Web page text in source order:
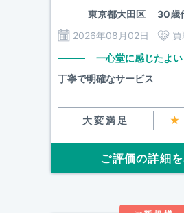
東京都大田区30歳
2026年08月02日
買
一心堂に感じたよ
丁寧で明確なサービス
大変満足
ご評価の詳細